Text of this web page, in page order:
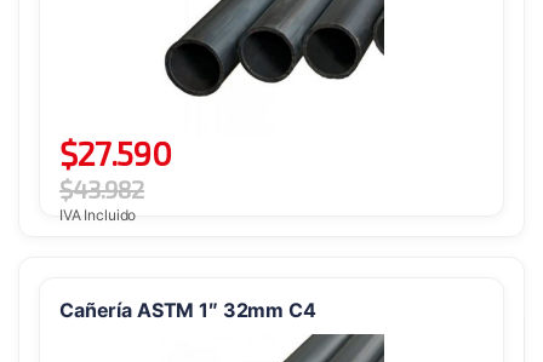
$27.590
$43.982
IVA Incluido
Cañería ASTM 1″ 32mm C4